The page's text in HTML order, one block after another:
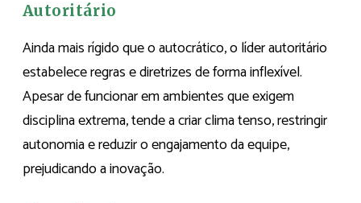
Autoritário
Ainda mais rígido que o autocrático, o líder autoritário
estabelece regras e diretrizes de forma inflexível.
Apesar de funcionar em ambientes que exigem
disciplina extrema, tende a criar clima tenso, restringir
autonomia e reduzir o engajamento da equipe,
prejudicando a inovação.